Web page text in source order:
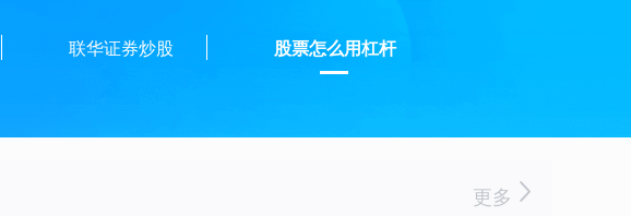
联华证券炒股 股票怎么用杠杆
更多